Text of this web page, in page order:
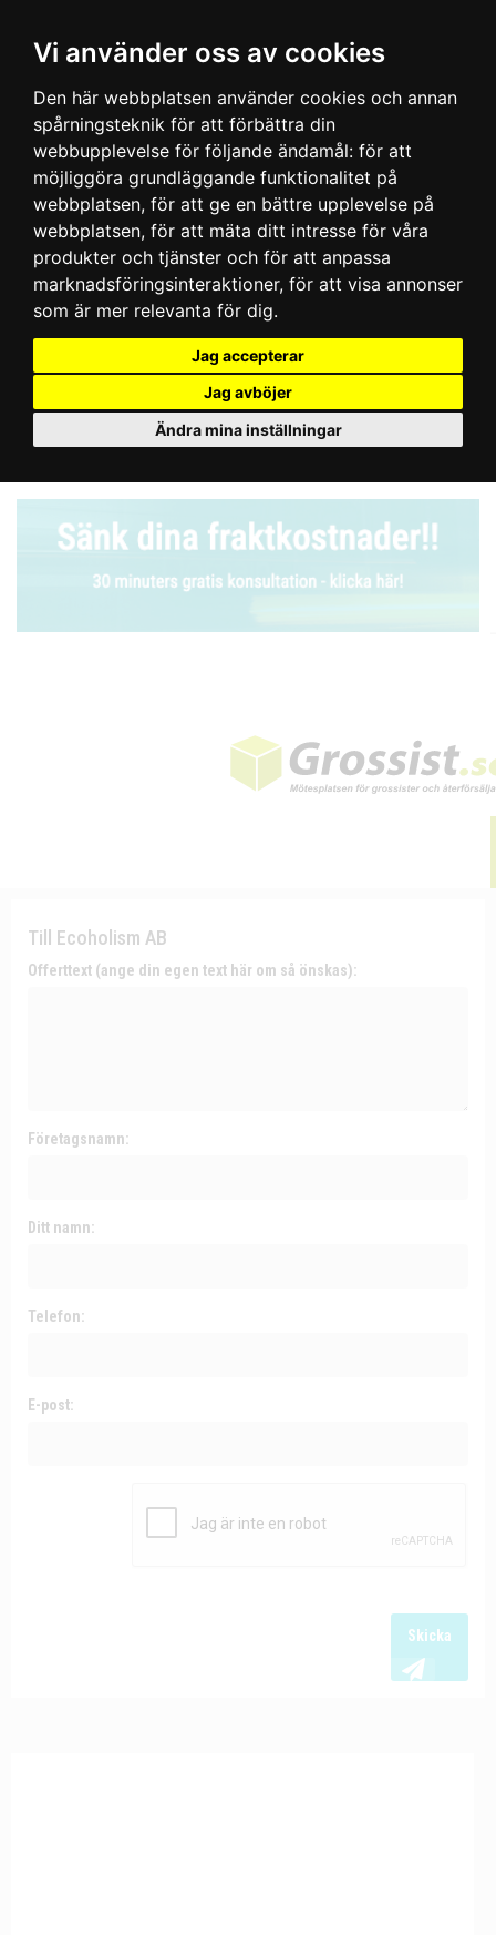
Vi använder oss av cookies
Den här webbplatsen använder cookies och annan
spårningsteknik för att förbättra din
webbupplevelse för följande ändamål: för att
möjliggöra grundläggande funktionalitet på
webbplatsen, för att ge en bättre upplevelse på
webbplatsen, för att mäta ditt intresse för våra
produkter och tjänster och för att anpassa
marknadsföringsinteraktioner, för att visa annonser
som är mer relevanta för dig.
Jag accepterar
Jag avböjer
Ändra mina inställningar
Till Ecoholism AB
Offerttext (ange din egen text här om så önskas):
Företagsnamn:
Ditt namn:
Telefon:
E-post:
Skicka